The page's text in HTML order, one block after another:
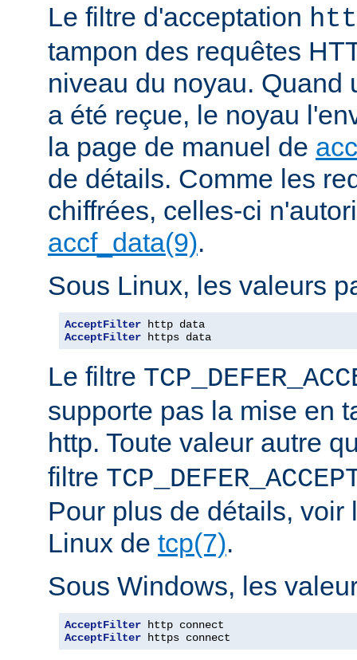
Le filtre d'acceptation
tampon des requêtes
niveau du noyau. Quand
a été reçue, le noyau
la page de manuel de
de détails. Comme les
chiffrées, celles-ci
accf_data(9).
Sous Linux, les valeurs
AcceptFilter
AcceptFilter https data
Le filtre
supporte pas la mise en
http. Toute valeur autre
filtre
Pour plus de détails, voir
Linux de tcp(7).
Sous Windows, les
AcceptFilter
AcceptFilter https connect